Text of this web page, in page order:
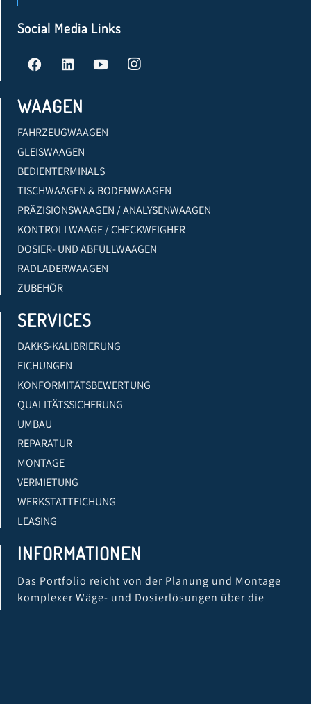
Social Media Links
WAAGEN
FAHRZEUGWAAGEN
GLEISWAAGEN
BEDIENTERMINALS
TISCHWAAGEN & BODENWAAGEN
PRÄZISIONSWAAGEN / ANALYSENWAAGEN
KONTROLLWAAGE / CHECKWEIGHER
DOSIER- UND ABFÜLLWAAGEN
RADLADERWAAGEN
ZUBEHÖR
SERVICES
DAKKS-KALIBRIERUNG
EICHUNGEN
KONFORMITÄTSBEWERTUNG
QUALITÄTSSICHERUNG
UMBAU
REPARATUR
MONTAGE
VERMIETUNG
WERKSTATTEICHUNG
LEASING
INFORMATIONEN
Das Portfolio reicht von der Planung und Montage
komplexer Wäge- und Dosierlösungen über die